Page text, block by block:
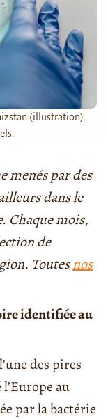
(illustration).
menés par des
dans le
Chaque mois,
de
Toutesnos
identifiée au
des pires
au
par la bactérie